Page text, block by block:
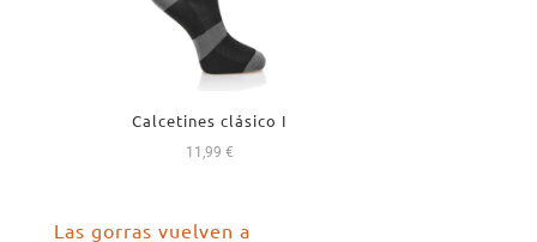
Calcetines clásico I
11,99 €
Las gorras vuelven a